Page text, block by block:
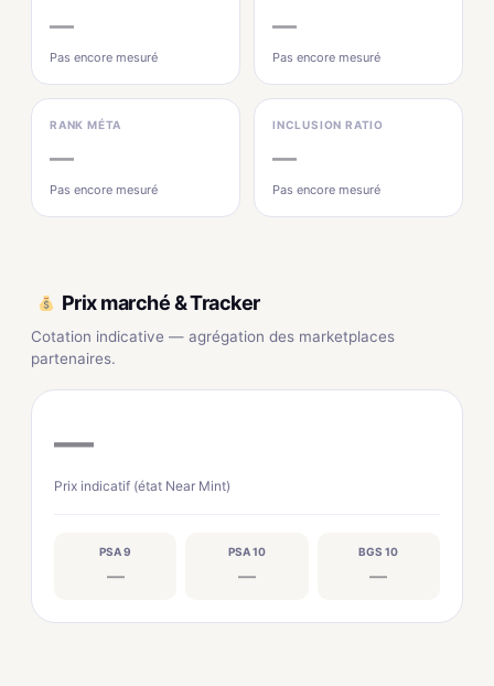
—
Pas encore mesuré
—
Pas encore mesuré
RANK MÉTA
—
Pas encore mesuré
INCLUSION RATIO
—
Pas encore mesuré
Prix marché & Tracker
Cotation indicative — agrégation des marketplaces
partenaires.
—
Prix indicatif (état Near Mint)
PSA 9
—
PSA 10
—
BGS 10
—